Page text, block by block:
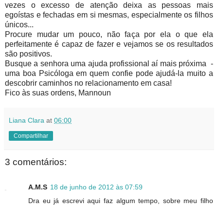
vezes o excesso de atenção deixa as pessoas mais
egoístas e fechadas em si mesmas, especialmente os filhos
únicos...
Procure mudar um pouco, não faça por ela o que ela
perfeitamente é capaz de fazer e vejamos se os resultados
são positivos.
Busque a senhora uma ajuda profissional aí mais próxima -
uma boa Psicóloga em quem confie pode ajudá-la muito a
descobrir caminhos no relacionamento em casa!
Fico às suas ordens, Mannoun
Liana Clara at 06:00
Compartilhar
3 comentários:
A.M.S 18 de junho de 2012 às 07:59
Dra eu já escrevi aqui faz algum tempo, sobre meu filho